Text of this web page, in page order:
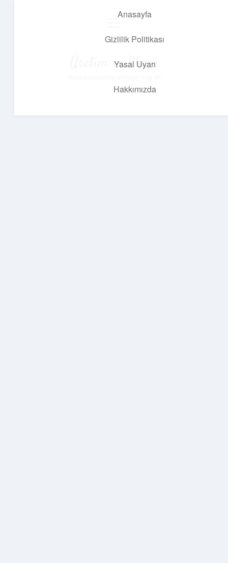
Anasayfa
Gizlilik Politikası
Yasal Uyarı
Hakkımızda
Üretim ve İlham